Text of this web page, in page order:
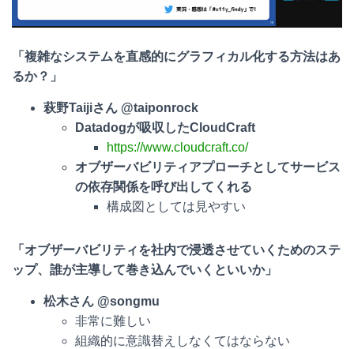
「複雑なシステムを直感的にグラフィカル化する方法はあ
るか？」
萩野Taijiさん @taiponrock
Datadogが吸収したCloudCraft
https://www.cloudcraft.co/
オブザーバビリティアプローチとしてサービス
の依存関係を呼び出してくれる
構成図としては見やすい
「オブザーバビリティを社内で浸透させていくためのステ
ップ、誰が主導して巻き込んでいくといいか」
松木さん @songmu
非常に難しい
組織的に意識替えしなくてはならない